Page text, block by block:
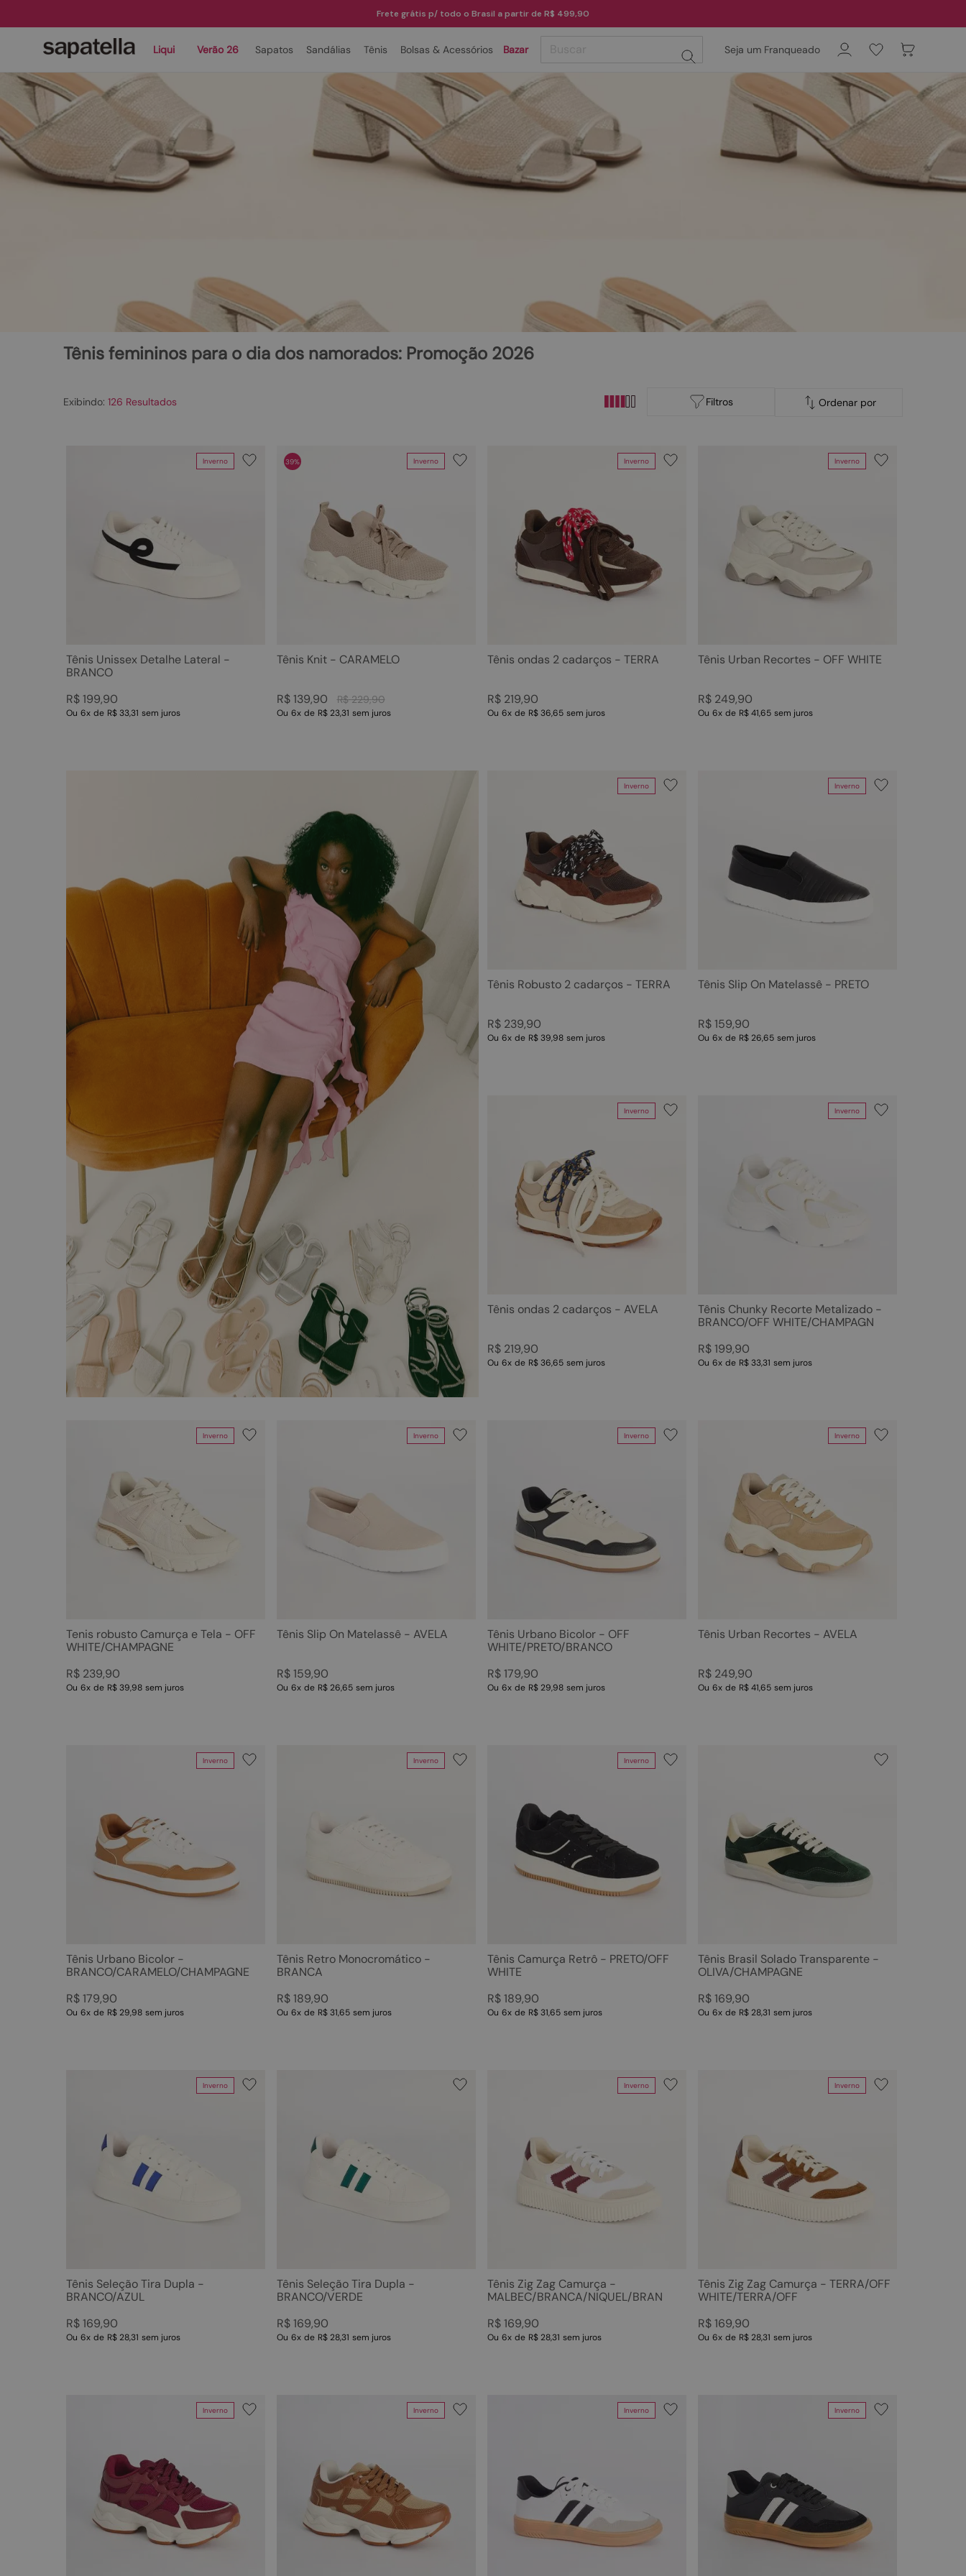
Frete grátis p/ todo o Brasil a partir de R$ 499,90
Liqui Verão 26 Sapatos Sandálias Tênis Bolsas & Acessórios Bazar Seja um Franqueado
Tênis femininos para o dia dos namorados: Promoção 2026
126 Filtros
R$ 250,00
Ordenar por
Inverno
Tênis Unissex Detalhe Lateral -
BRANCO
R$199,90
Ou 6x de R$ 33,31 sem juros
Inverno
39%
Tênis Knit - CARAMELO
R$ 229,90
R$139,90
Ou 6x de R$ 23,31 sem juros
Inverno
Tênis ondas 2 cadarços - TERRA
R$ 219,90
Ou 6x de R$ 36,65 sem juros
Inverno
Tênis Urban Recortes - OFF WHITE
R$ 249,90
Ou 6x de R$ 41,65 sem juros
Inverno
Tênis Robusto 2 cadarços - TERRA
R$ 239,90
Ou 6x de R$ 39,98 sem juros
Inverno
Tênis Slip On Matelassê - PRETO
R$159,90
Ou 6x de R$ 26,65 sem juros
Inverno
Tênis ondas 2 cadarços - AVELA
R$ 219,90
Ou 6x de R$ 36,65 sem juros
Inverno
Tênis Chunky Recorte Metalizado -
BRANCO/OFF WHITE/CHAMPAGN
R$199,90
Ou 6x de R$ 33,31 sem juros
Inverno
Tenis robusto Camurça e Tela - OFF
WHITE/CHAMPAGNE
R$ 239,90
Ou 6x de R$ 39,98 sem juros
Inverno
Tênis Slip On Matelassê - AVELA
R$159,90
Ou 6x de R$ 26,65 sem juros
Inverno
Tênis Urbano Bicolor - OFF
WHITE/PRETO/BRANCO
R$179,90
Ou 6x de R$ 29,98 sem juros
Inverno
Tênis Urban Recortes - AVELA
R$ 249,90
Ou 6x de R$ 41,65 sem juros
Inverno
Tênis Urbano Bicolor -
BRANCO/CARAMELO/CHAMPAGNE
R$179,90
Ou 6x de R$ 29,98 sem juros
Inverno
Tênis Retro Monocromático -
BRANCA
R$189,90
Ou 6x de R$ 31,65 sem juros
Inverno
Tênis Camurça Retrô - PRETO/OFF
WHITE
R$189,90
Ou 6x de R$ 31,65 sem juros
Tênis Brasil Solado Transparente -
OLIVA/CHAMPAGNE
R$169,90
Ou 6x de R$ 28,31 sem juros
Inverno
Tênis Seleção Tira Dupla -
BRANCO/AZUL
R$169,90
Ou 6x de R$ 28,31 sem juros
Tênis Seleção Tira Dupla -
BRANCO/VERDE
R$169,90
Ou 6x de R$ 28,31 sem juros
Inverno
Tênis Zig Zag Camurça -
MALBEC/BRANCA/NIQUEL/BRAN
R$169,90
Ou 6x de R$ 28,31 sem juros
Inverno
Tênis Zig Zag Camurça - TERRA/OFF
WHITE/TERRA/OFF
R$169,90
Ou 6x de R$ 28,31 sem juros
Inverno Inverno Inverno Inverno
TERMOS MAIS BUSCADOS
rasteira
tenis
4º
bota
scarpin